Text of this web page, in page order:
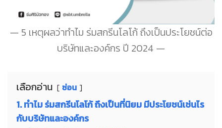
5 เหตุผลว่าทำไม ร่มสกรีนโลโก้ ถึงเป็นประโยชน์ต่อ
บริษัทและองค์กร ปี 2024
เลือกอ่าน ซ่อน
1. ทำไม ร่มสกรีนโลโก้ ถึงเป็นที่นิยม มีประโยชน์เช่นไร
กับบริษัทและองค์กร